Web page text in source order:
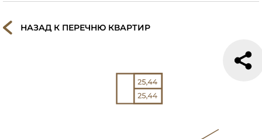
НАЗАД К ПЕРЕЧНЮ КВАРТИР